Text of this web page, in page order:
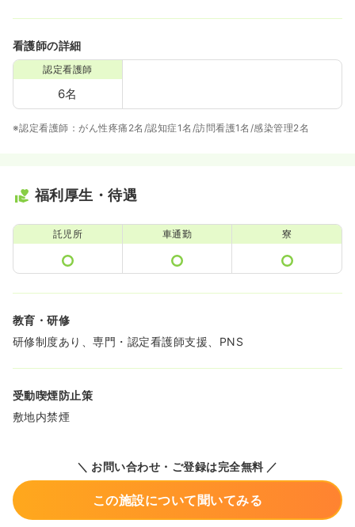
看護師の詳細
認定看護師
6名
※認定看護師：がん性疼痛2名/認知症1名/訪問看護1名/感染管理2名
福利厚生・待遇
託児所 車通勤 寮
教育・研修
研修制度あり、専門・認定看護師支援、PNS
受動喫煙防止策
敷地内禁煙
＼ お問い合わせ・ご登録は完全無料 ／
この施設について聞いてみる